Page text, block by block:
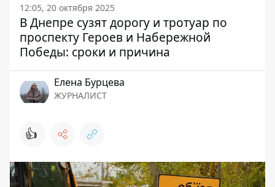
12:05, 20 октября 2025
В Днепре сузят дорогу и тротуар по
проспекту Героев и Набережной
Победы: сроки и причина
Елена Бурцева
ЖУРНАЛИСТ
👍